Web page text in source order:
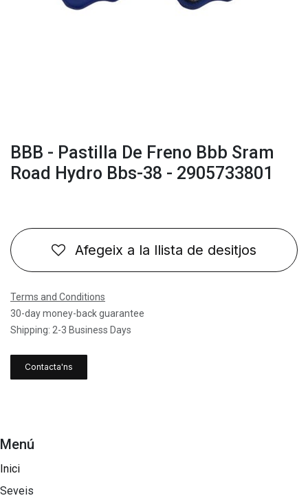
BBB - Pastilla De Freno Bbb Sram
Road Hydro Bbs-38 - 2905733801
Afegeix a la llista de desitjos
Terms and Conditions
30-day money-back guarantee
Shipping: 2-3 Business Days
Contacta'ns
Menú
Inici
Seveis